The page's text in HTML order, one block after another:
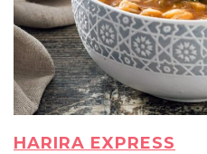
HARIRA EXPRESS